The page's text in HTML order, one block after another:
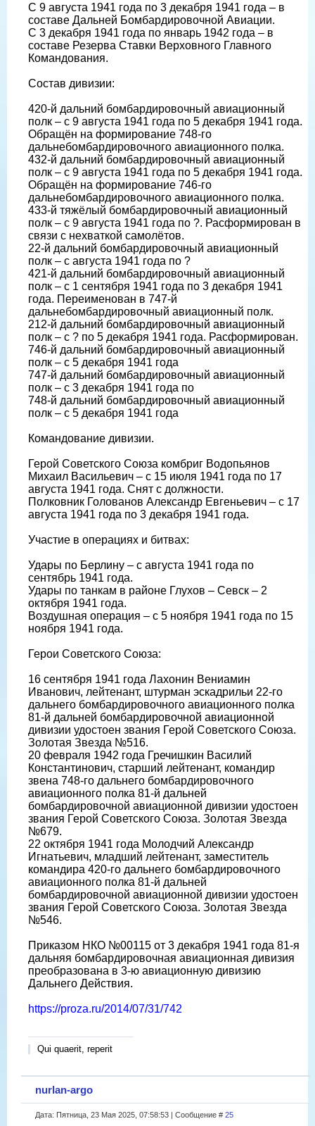
С 9 августа 1941 года по 3 декабря 1941 года – в
составе Дальней Бомбардировочной Авиации.
С 3 декабря 1941 года по январь 1942 года – в
составе Резерва Ставки Верховного Главного
Командования.
Состав дивизии:
420-й дальний бомбардировочный авиационный
полк – с 9 августа 1941 года по 5 декабря 1941 года.
Обращён на формирование 748-го
дальнебомбардировочного авиационного полка.
432-й дальний бомбардировочный авиационный
полк – с 9 августа 1941 года по 5 декабря 1941 года.
Обращён на формирование 746-го
дальнебомбардировочного авиационного полка.
433-й тяжёлый бомбардировочный авиационный
полк – с 9 августа 1941 года по ?. Расформирован в
связи с нехваткой самолётов.
22-й дальний бомбардировочный авиационный
полк – с августа 1941 года по ?
421-й дальний бомбардировочный авиационный
полк – с 1 сентября 1941 года по 3 декабря 1941
года. Переименован в 747-й
дальнебомбардировочный авиационный полк.
212-й дальний бомбардировочный авиационный
полк – с ? по 5 декабря 1941 года. Расформирован.
746-й дальний бомбардировочный авиационный
полк – с 5 декабря 1941 года
747-й дальний бомбардировочный авиационный
полк – с 3 декабря 1941 года по
748-й дальний бомбардировочный авиационный
полк – с 5 декабря 1941 года
Командование дивизии.
Герой Советского Союза комбриг Водопьянов
Михаил Васильевич – с 15 июля 1941 года по 17
августа 1941 года. Снят с должности.
Полковник Голованов Александр Евгеньевич – с 17
августа 1941 года по 3 декабря 1941 года.
Участие в операциях и битвах:
Удары по Берлину – с августа 1941 года по
сентябрь 1941 года.
Удары по танкам в районе Глухов – Севск – 2
октября 1941 года.
Воздушная операция – с 5 ноября 1941 года по 15
ноября 1941 года.
Герои Советского Союза:
16 сентября 1941 года Лахонин Вениамин
Иванович, лейтенант, штурман эскадрильи 22-го
дальнего бомбардировочного авиационного полка
81-й дальней бомбардировочной авиационной
дивизии удостоен звания Герой Советского Союза.
Золотая Звезда №516.
20 февраля 1942 года Гречишкин Василий
Константинович, старший лейтенант, командир
звена 748-го дальнего бомбардировочного
авиационного полка 81-й дальней
бомбардировочной авиационной дивизии удостоен
звания Герой Советского Союза. Золотая Звезда
№679.
22 октября 1941 года Молодчий Александр
Игнатьевич, младший лейтенант, заместитель
командира 420-го дальнего бомбардировочного
авиационного полка 81-й дальней
бомбардировочной авиационной дивизии удостоен
звания Герой Советского Союза. Золотая Звезда
№546.
Приказом НКО №00115 от 3 декабря 1941 года 81-я
дальняя бомбардировочная авиационная дивизия
преобразована в 3-ю авиационную дивизию
Дальнего Действия.
https://proza.ru/2014/07/31/742
Qui quaerit, reperit
nurlan-argo
Дата: Пятница, 23 Мая 2025, 07:58:53 | Сообщение # 25